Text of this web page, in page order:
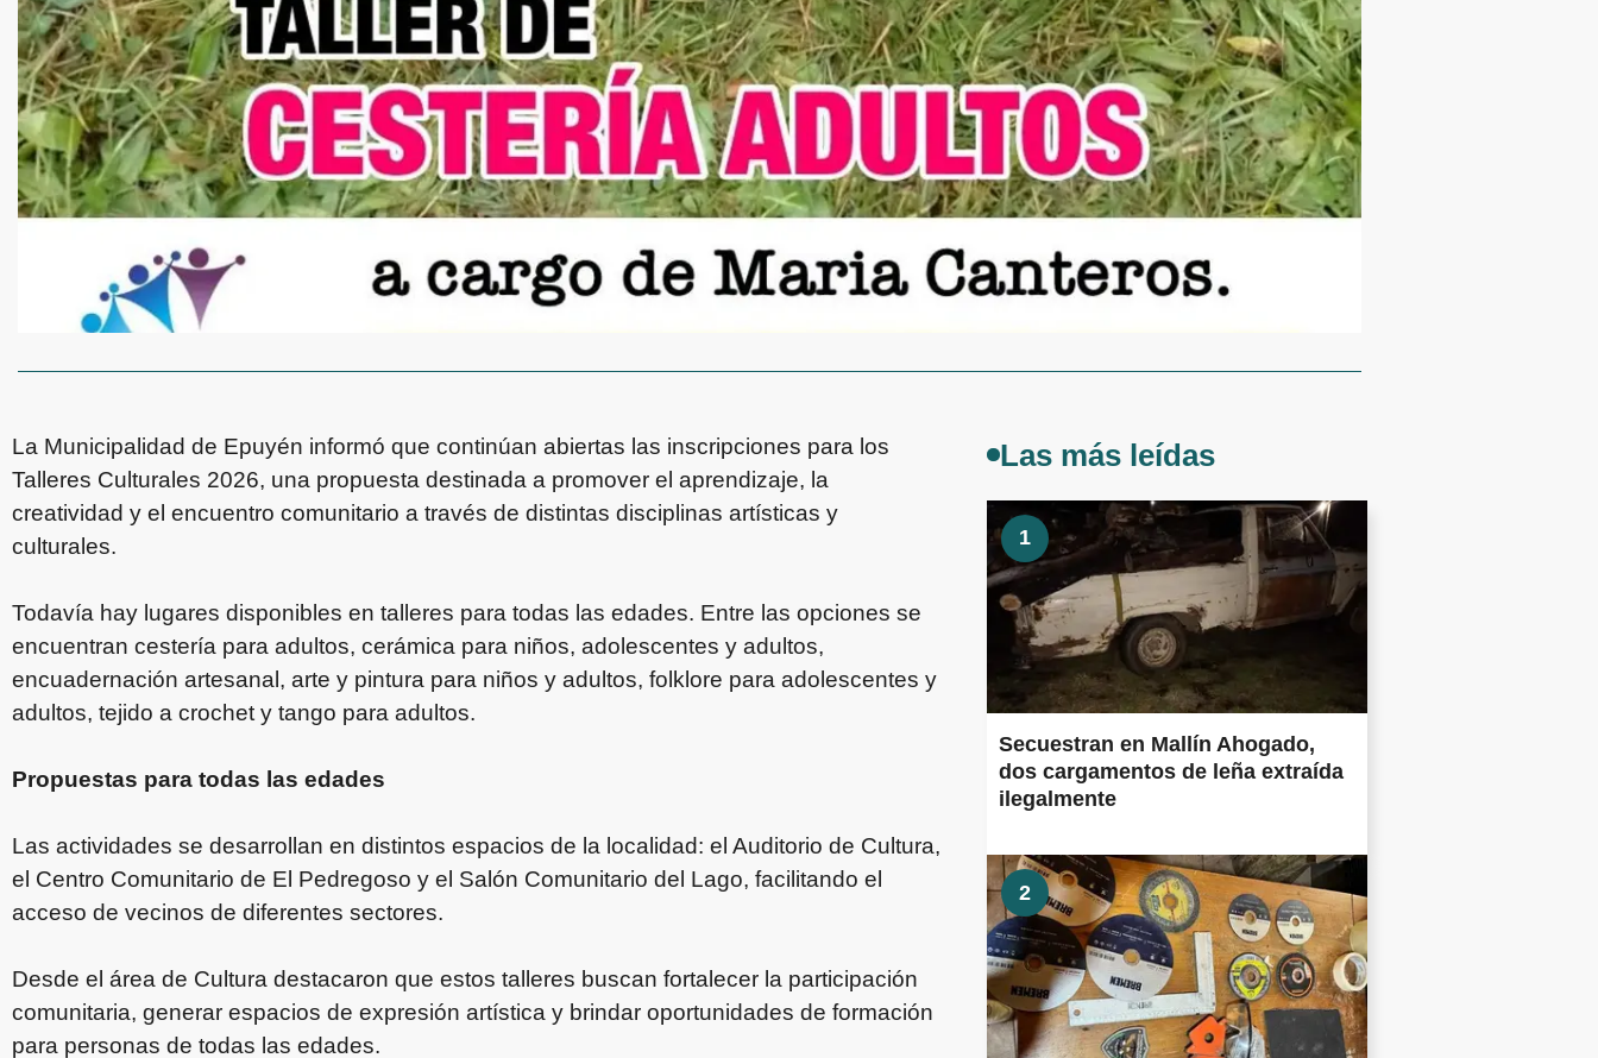
La Municipalidad de Epuyén informó que continúan abiertas las inscripciones para los
Talleres Culturales 2026, una propuesta destinada a promover el aprendizaje, la
creatividad y el encuentro comunitario a través de distintas disciplinas artísticas y
culturales.
Todavía hay lugares disponibles en talleres para todas las edades. Entre las opciones se
encuentran cestería para adultos, cerámica para niños, adolescentes y adultos,
encuadernación artesanal, arte y pintura para niños y adultos, folklore para adolescentes y
adultos, tejido a crochet y tango para adultos.
Propuestas para todas las edades
Las actividades se desarrollan en distintos espacios de la localidad: el Auditorio de Cultura,
el Centro Comunitario de El Pedregoso y el Salón Comunitario del Lago, facilitando el
acceso de vecinos de diferentes sectores.
Desde el área de Cultura destacaron que estos talleres buscan fortalecer la participación
comunitaria, generar espacios de expresión artística y brindar oportunidades de formación
para personas de todas las edades.
Las más leídas
1
Secuestran en Mallín Ahogado,
dos cargamentos de leña extraída
ilegalmente
2